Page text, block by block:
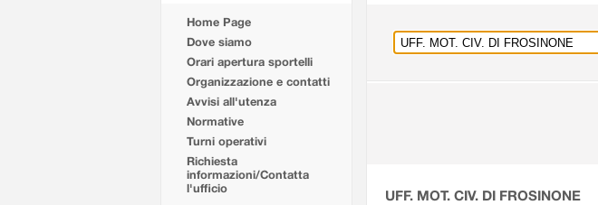
Home Page
Dove siamo
Orari apertura sportelli
Organizzazione e contatti
Avvisi all'utenza
Normative
Turni operativi
Richiesta
informazioni/Contatta
l'ufficio
UFF. MOT. CIV. DI FROSINONE